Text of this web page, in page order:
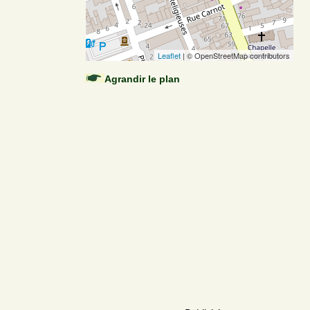
Leaflet | © OpenStreetMap contributors
Agrandir le plan